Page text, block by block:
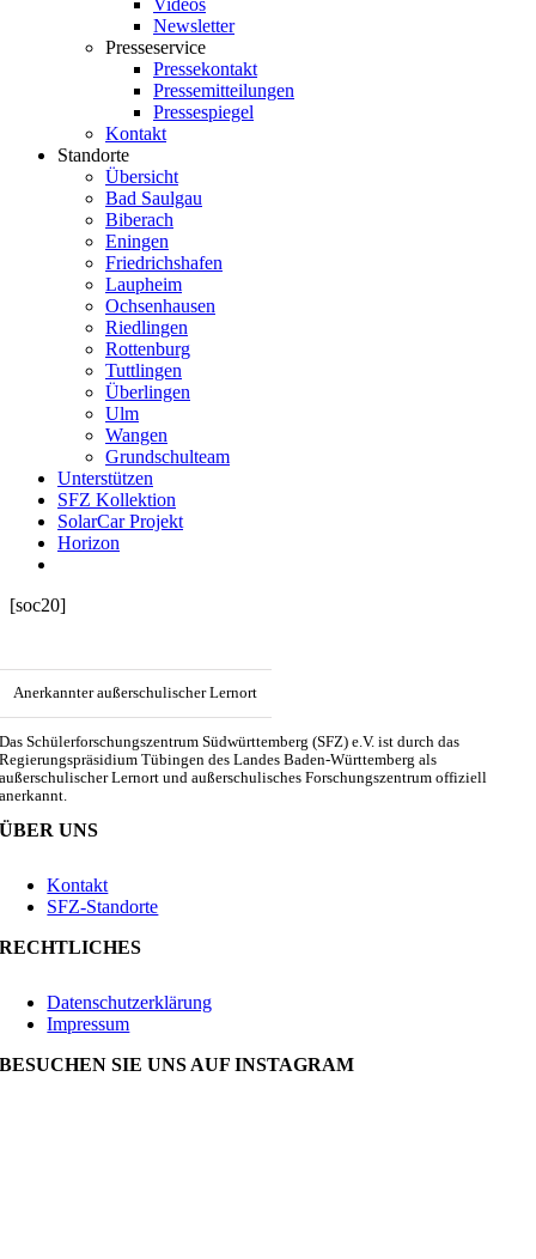
Videos
Newsletter
Presseservice
Pressekontakt
Pressemitteilungen
Pressespiegel
Kontakt
Standorte
Übersicht
Bad Saulgau
Biberach
Eningen
Friedrichshafen
Laupheim
Ochsenhausen
Riedlingen
Rottenburg
Tuttlingen
Überlingen
Ulm
Wangen
Grundschulteam
Unterstützen
SFZ Kollektion
SolarCar Projekt
Horizon
[soc20]
Anerkannter außerschulischer Lernort
Das Schülerforschungszentrum Südwürttemberg (SFZ) e.V. ist durch das
Regierungspräsidium Tübingen des Landes Baden-Württemberg als
außerschulischer Lernort und außerschulisches Forschungszentrum offiziell
anerkannt.
ÜBER UNS
Kontakt
SFZ-Standorte
RECHTLICHES
Datenschutzerklärung
Impressum
BESUCHEN SIE UNS AUF INSTAGRAM